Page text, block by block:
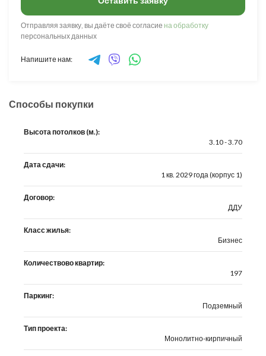
Отправляя заявку, вы даёте своё согласие на обработку
персональных данных
Напишите нам:
Способы покупки
Высота потолков (м.):
3.10 - 3.70
Дата сдачи:
1 кв. 2029 года (корпус 1)
Договор:
ДДУ
Класс жилья:
Бизнес
Количествово квартир:
197
Паркинг:
Подземный
Тип проекта:
Монолитно-кирпичный